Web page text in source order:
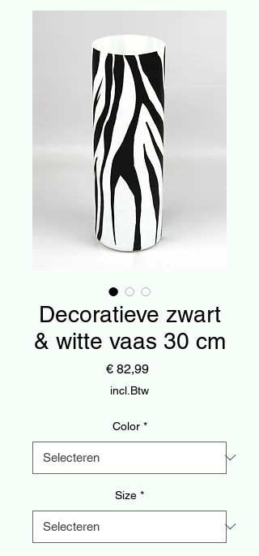
Decoratieve zwart
& witte vaas 30 cm
€ 82,99Prijs
incl.Btw
Color *
Size *